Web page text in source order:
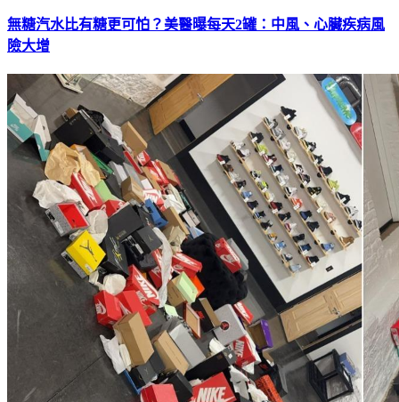
無糖汽水比有糖更可怕？美醫曝每天2罐：中風、心臟疾病風
險大增